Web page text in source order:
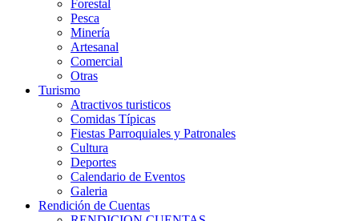
Forestal
Pesca
Minería
Artesanal
Comercial
Otras
Turismo
Atractivos turisticos
Comidas Típicas
Fiestas Parroquiales y Patronales
Cultura
Deportes
Calendario de Eventos
Galeria
Rendición de Cuentas